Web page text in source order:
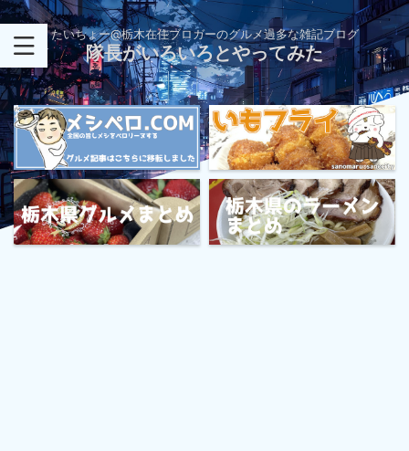
たいちょー@栃木在住ブロガーのグルメ過多な雑記ブログ
隊長がいろいろとやってみた